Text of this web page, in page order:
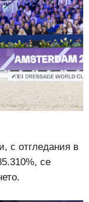
с отгледания в
се